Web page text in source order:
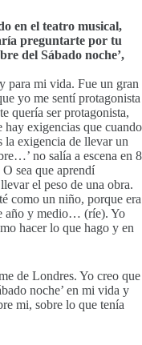
en el teatro musical,
preguntarte por tu
del Sábado noche’,
para mi vida. Fue un gran
yo me sentí protagonista
quería ser protagonista,
hay exigencias que cuando
la exigencia de llevar un
no salía a escena en 8
sea que aprendí
el peso de una obra.
como un niño, porque era
año y medio… (ríe). Yo
hacer lo que hago y en
de Londres. Yo creo que
noche’ en mi vida y
mi, sobre lo que tenía